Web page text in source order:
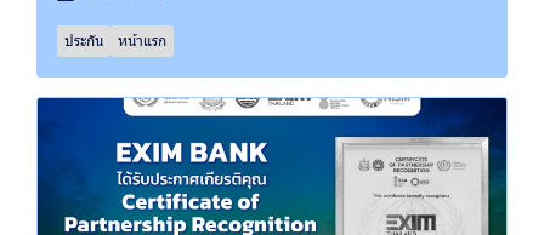
ประกัน หน้าแรก